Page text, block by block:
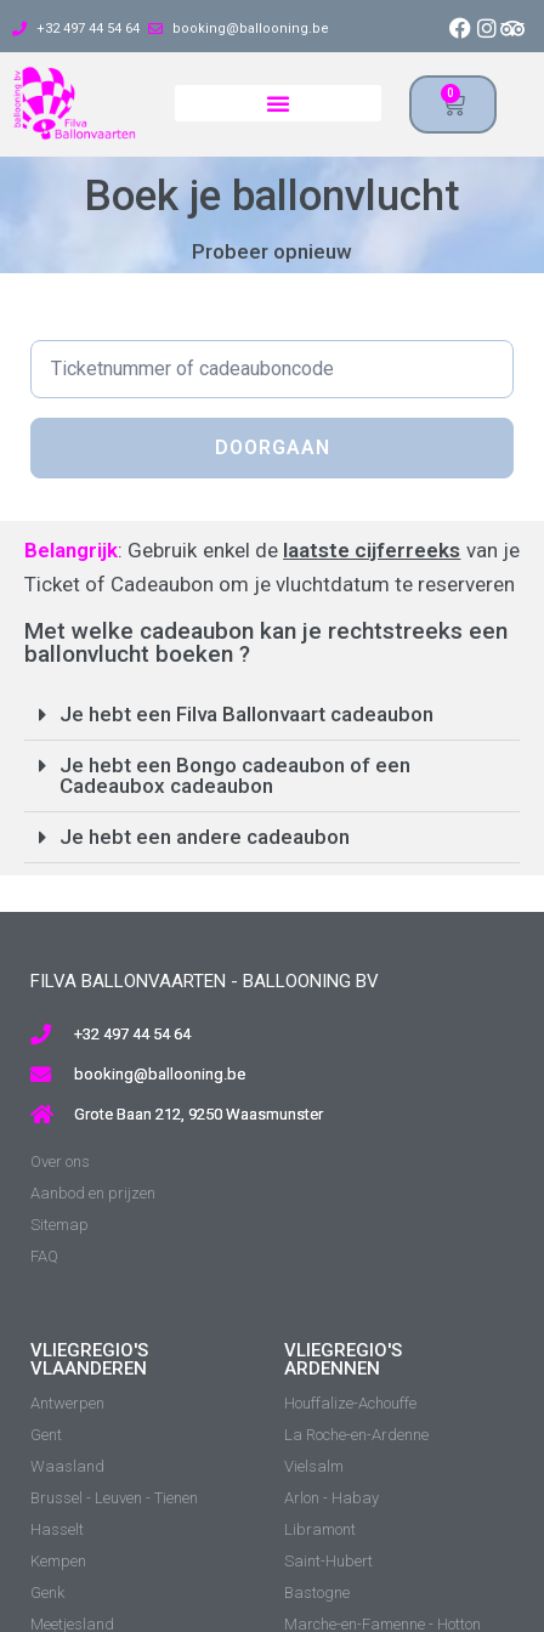
+32 497 44 54 64 booking@ballooning.be
0
Boek je ballonvlucht
Probeer opnieuw
Belangrijk: Gebruik enkel de laatste cijferreeks van je
Ticket of Cadeaubon om je vluchtdatum te reserveren
Met welke cadeaubon kan je rechtstreeks een
ballonvlucht boeken ?
Je hebt een Filva Ballonvaart cadeaubon
Je hebt een Bongo cadeaubon of een
Cadeaubox cadeaubon
Je hebt een andere cadeaubon
FILVA BALLONVAARTEN - BALLOONING BV
+32 497 44 54 64
booking@ballooning.be
Grote Baan 212, 9250 Waasmunster
Over ons
Aanbod en prijzen
Sitemap
FAQ
VLIEGREGIO'S
VLAANDEREN
Antwerpen
Gent
Waasland
Brussel - Leuven - Tienen
Hasselt
Kempen
Genk
Meetjesland
VLIEGREGIO'S
ARDENNEN
Houffalize-Achouffe
La Roche-en-Ardenne
Vielsalm
Arlon - Habay
Libramont
Saint-Hubert
Bastogne
Marche-en-Famenne - Hotton